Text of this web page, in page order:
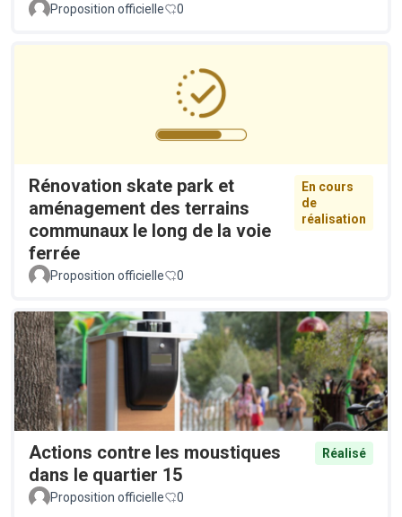
Proposition officielle 0
Rénovation skate park et
aménagement des terrains
communaux le long de la voie
ferrée
En cours
de
réalisation
Proposition officielle 0
Actions contre les moustiques
dans le quartier 15
Réalisé
Proposition officielle 0